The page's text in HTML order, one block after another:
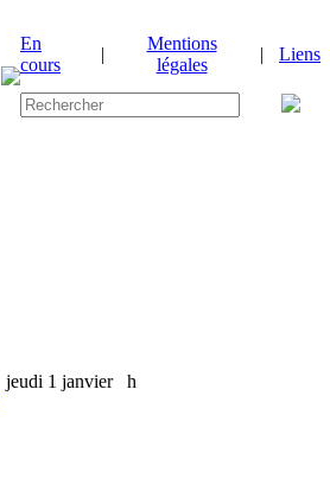
En
cours
|
Mentions
légales
| Liens
jeudi 1 janvierh